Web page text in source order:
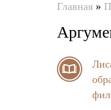
здесь
Главная »